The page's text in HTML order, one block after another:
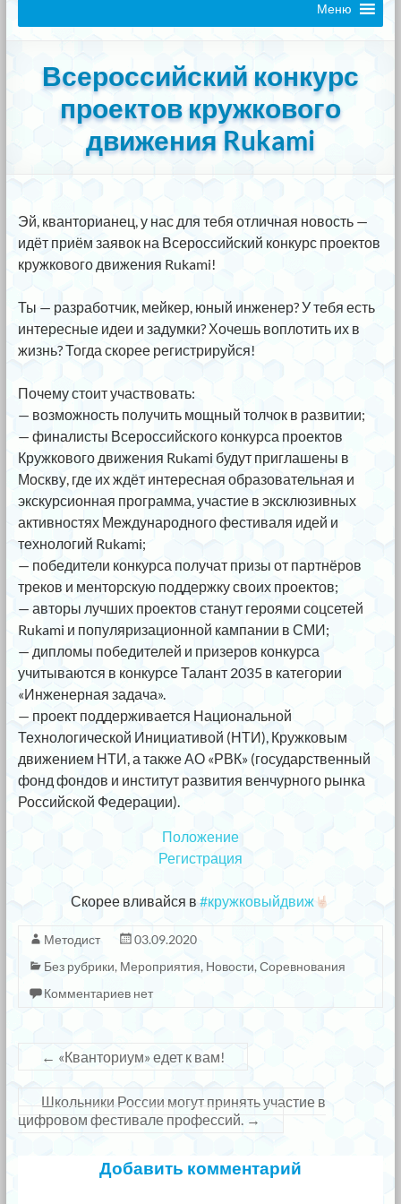
Меню
Всероссийский конкурс
проектов кружкового
движения Rukami
Эй, кванторианец, у нас для тебя отличная новость —
идёт приём заявок на Всероссийский конкурс проектов
кружкового движения Rukami!
Ты — разработчик, мейкер, юный инженер? У тебя есть
интересные идеи и задумки? Хочешь воплотить их в
жизнь? Тогда скорее регистрируйся!
Почему стоит участвовать:
— возможность получить мощный толчок в развитии;
— финалисты Всероссийского конкурса проектов
Кружкового движения Rukami будут приглашены в
Москву, где их ждёт интересная образовательная и
экскурсионная программа, участие в эксклюзивных
активностях Международного фестиваля идей и
технологий Rukami;
— победители конкурса получат призы от партнёров
треков и менторскую поддержку своих проектов;
— авторы лучших проектов станут героями соцсетей
Rukami и популяризационной кампании в СМИ;
— дипломы победителей и призеров конкурса
учитываются в конкурсе Талант 2035 в категории
«Инженерная задача».
— проект поддерживается Национальной
Технологической Инициативой (НТИ), Кружковым
движением НТИ, а также АО «РВК» (государственный
фонд фондов и институт развития венчурного рынка
Российской Федерации).
Положение
Регистрация
Скорее вливайся в #кружковыйдвиж
Методист
03.09.2020
Без рубрики, Мероприятия, Новости, Соревнования
Комментариев нет
← «Кванториум» едет к вам!
Школьники России могут принять участие в
цифровом фестивале профессий. →
Добавить комментарий